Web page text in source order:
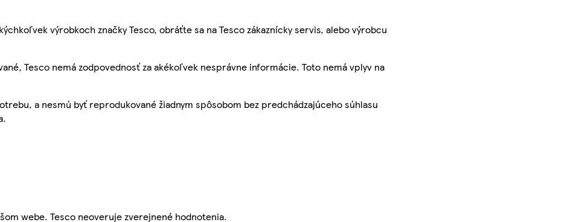
výrobkoch značky Tesco, obráťte sa na Tesco zákaznícky servis, alebo výrobcu
Tesco nemá zodpovednosť za akékoľvek nesprávne informácie. Toto nemá vplyv na
a nesmú byť reprodukované žiadnym spôsobom bez predchádzajúceho súhlasu
webe. Tesco neoveruje zverejnené hodnotenia.